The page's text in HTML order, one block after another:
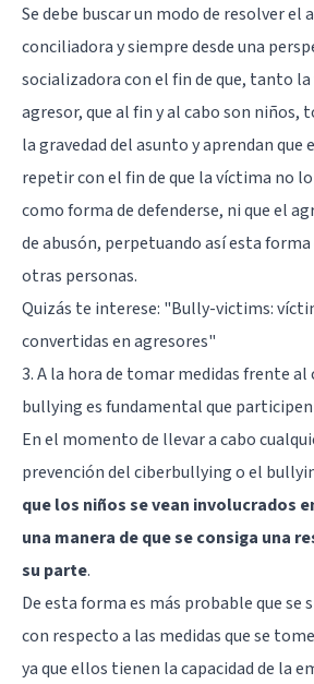
Se debe buscar un modo de resolver el
conciliadora y siempre desde una
socializadora con el fin de que, tanto
agresor, que al fin y al cabo son niños,
la gravedad del asunto y aprendan que
repetir con el fin de que la víctima no
como forma de defenderse, ni que el
de abusón, perpetuando así esta
otras personas.
Quizás te interese: "Bully-victims:
convertidas en agresores"
3. A la hora de tomar medidas frente
bullying es fundamental que
En el momento de llevar a cabo
prevención del ciberbullying o el
que los niños se vean involucrados
una manera de que se consiga una
su parte.
De esta forma es más probable que se
con respecto a las medidas que se
ya que ellos tienen la capacidad de la